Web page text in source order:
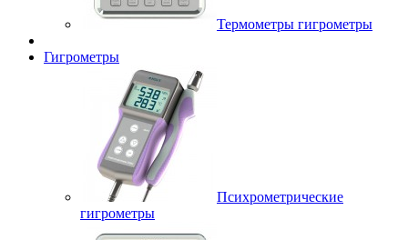
Термометры гигрометры
Гигрометры
Психрометрические
гигрометры